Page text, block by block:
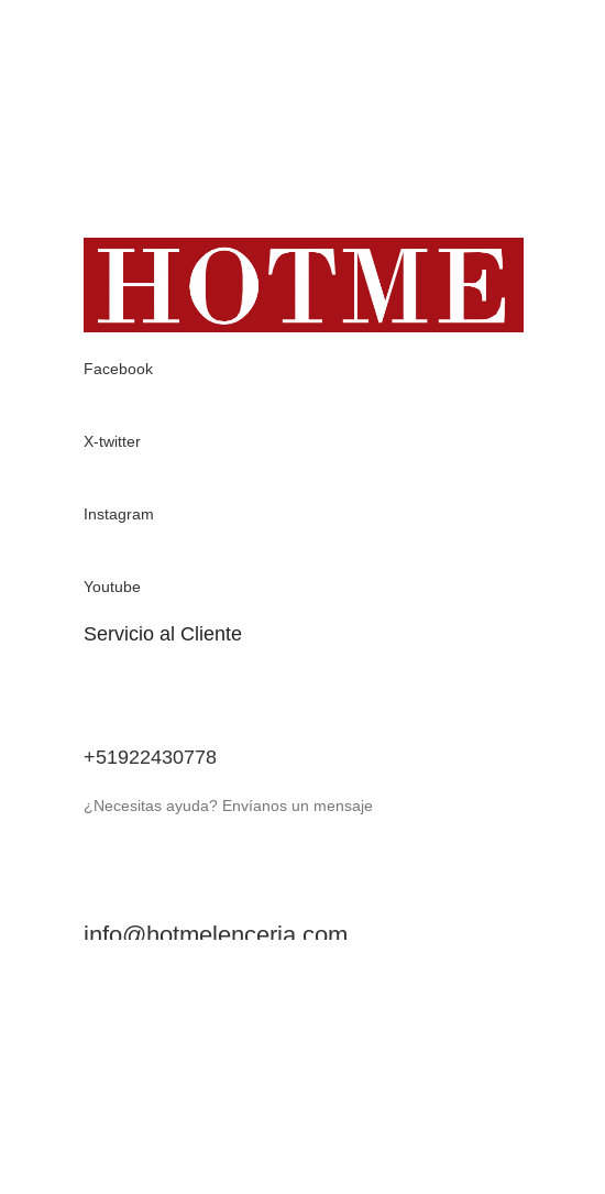
Facebook
X-twitter
Instagram
Youtube
Servicio al Cliente
+51922430778
¿Necesitas ayuda? Envíanos un mensaje
info@hotmelenceria.com